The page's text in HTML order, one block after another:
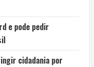
e pode pedir
cidadania por